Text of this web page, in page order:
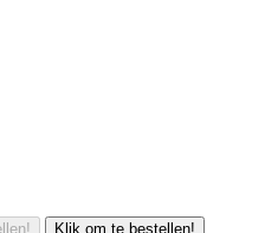
Klik om te bestellen!